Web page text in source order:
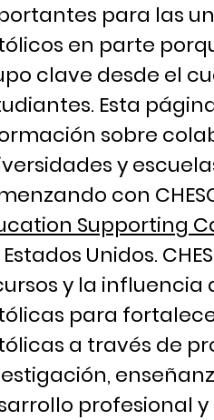
para las
en parte
clave desde el
Esta
sobre
y
con
Supporting
Unidos.
y la influencia
para
a través de
profesional y